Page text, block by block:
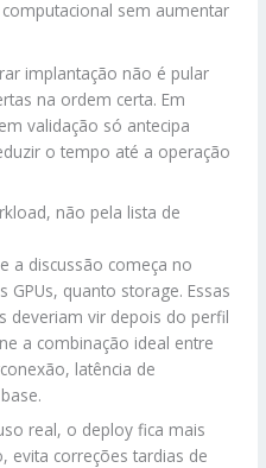
sem aumentar
implantação não é pular
na ordem certa. Em
validação só antecipa
o tempo até a operação
não pela lista de
a discussão começa no
quanto storage. Essas
deveriam vir depois do perfil
a combinação ideal entre
latência de
real, o deploy fica mais
evita correções tardias de